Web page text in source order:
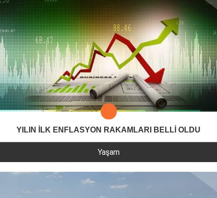
YILIN İLK ENFLASYON RAKAMLARI BELLİ OLDU
Yaşam